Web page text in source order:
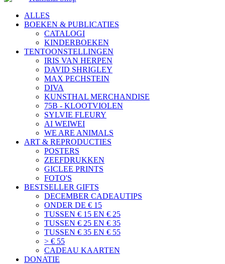
ALLES
BOEKEN & PUBLICATIES
CATALOGI
KINDERBOEKEN
TENTOONSTELLINGEN
IRIS VAN HERPEN
DAVID SHRIGLEY
MAX PECHSTEIN
DIVA
KUNSTHAL MERCHANDISE
75B - KLOOTVIOLEN
SYLVIE FLEURY
AI WEIWEI
WE ARE ANIMALS
ART & REPRODUCTIES
POSTERS
ZEEFDRUKKEN
GICLEE PRINTS
FOTO'S
BESTSELLER GIFTS
DECEMBER CADEAUTIPS
ONDER DE € 15
TUSSEN € 15 EN € 25
TUSSEN € 25 EN € 35
TUSSEN € 35 EN € 55
> € 55
CADEAU KAARTEN
DONATIE